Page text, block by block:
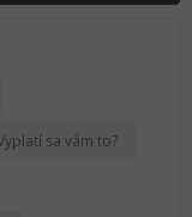
sa vám to?